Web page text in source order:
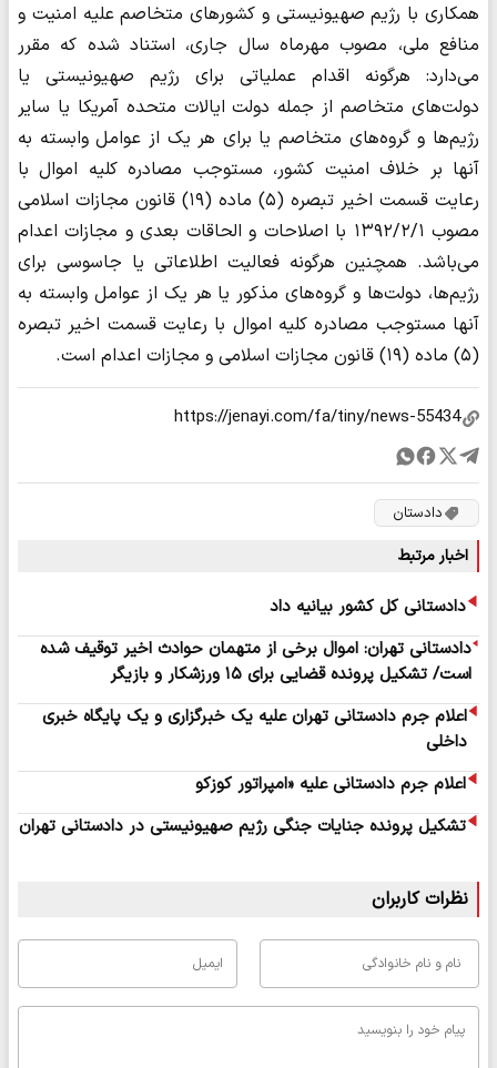
همکاری با رژیم صهیونیستی و کشورهای متخاصم علیه امنیت و
منافع ملی، مصوب مهرماه سال جاری، استناد شده که مقرر
می‌دارد: هرگونه اقدام عملیاتی برای رژیم صهیونیستی یا
دولت‌های متخاصم از جمله دولت ایالات متحده آمریکا یا سایر
رژیم‌ها و گروه‌های متخاصم یا برای هر یک از عوامل وابسته به
آنها بر خلاف امنیت کشور، مستوجب مصادره کلیه اموال با
رعایت قسمت اخیر تبصره (۵) ماده (۱۹) قانون مجازات اسلامی
مصوب ۱۳۹۲/۲/۱ با اصلاحات و الحاقات بعدی و مجازات اعدام
می‌باشد. همچنین هرگونه فعالیت اطلاعاتی یا جاسوسی برای
رژیم‌ها، دولت‌ها و گروه‌های مذکور یا هر یک از عوامل وابسته به
آنها مستوجب مصادره کلیه اموال با رعایت قسمت اخیر تبصره
(۵) ماده (۱۹) قانون مجازات اسلامی و مجازات اعدام است.
دادستان
اخبار مرتبط
دادستانی کل کشور بیانیه داد
دادستانی تهران: اموال برخی از متهمان حوادث اخیر توقیف شده‌
است/ تشکیل پرونده قضایی برای ۱۵ ورزشکار و بازیگر
اعلام جرم دادستانی تهران علیه یک خبرگزاری و یک پایگاه خبری
داخلی
اعلام جرم دادستانی علیه «امپراتور کوزکو
تشکیل پرونده جنایات جنگی رژیم صهیونیستی در دادستانی تهران
نظرات کاربران